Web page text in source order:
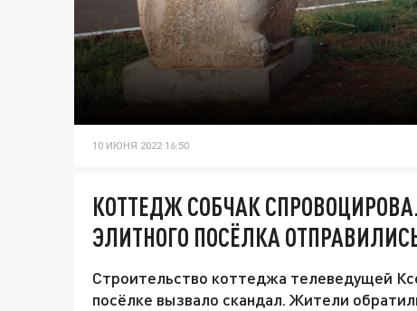
10 ИЮНЯ 2022 16:50
КОТТЕДЖ СОБЧАК
ЭЛИТНОГО ПОСЁЛКА
Строительство коттеджа телеведущей
посёлке вызвало скандал. Жители